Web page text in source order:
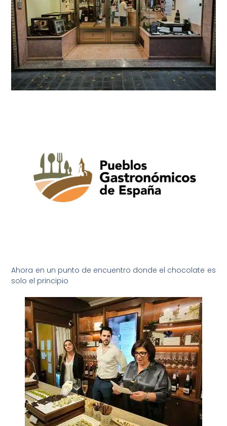
Ahora en un punto de encuentro donde el chocolate es
solo el principio